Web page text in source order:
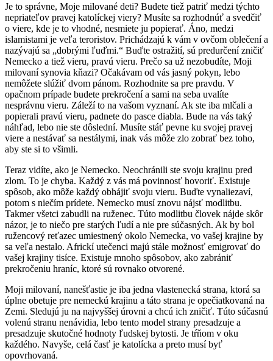
Je to správne, Moje milované deti? Budete tiež patriť medzi týchto
nepriateľov pravej katolíckej viery? Musíte sa rozhodnúť a svedčiť
o viere, kde je to vhodné, nesmiete ju popierať. Áno, medzi
islamistami je veľa teroristov. Prichádzajú k vám v ovčom oblečení a
nazývajú sa „dobrými ľuďmi.“ Buďte ostražití, sú predurčení zničiť
Nemecko a tiež vieru, pravú vieru. Prečo sa už nezobudíte, Moji
milovaní synovia kňazi? Očakávam od vás jasný pokyn, lebo
nemôžete slúžiť dvom pánom. Rozhodnite sa pre pravdu. V
opačnom prípade budete prekročení a sami na seba uvalíte
nesprávnu vieru. Záleží to na vašom vyznaní. Ak ste iba mlčali a
popierali pravú vieru, padnete do pasce diabla. Bude na vás taký
náhľad, lebo nie ste dôslední. Musíte stáť pevne ku svojej pravej
viere a nestávať sa nestálymi, inak vás môže zlo zobrať bez toho,
aby ste si to všimli.
Teraz vidíte, ako je Nemecko. Neochránili ste svoju krajinu pred
zlom. To je chyba. Každý z vás má povinnosť hovoriť. Existuje
spôsob, ako môže každý obhájiť svoju vieru. Buďte vynaliezaví,
potom s niečím prídete. Nemecko musí znovu nájsť modlitbu.
Takmer všetci zabudli na ruženec. Túto modlitbu človek nájde skôr
názor, je to niečo pre starých ľudí a nie pre súčasných. Ak by bol
ružencový reťazec umiestnený okolo Nemecka, vo vašej krajine by
sa veľa nestalo. Africkí utečenci majú stále možnosť emigrovať do
vašej krajiny tisíce. Existuje mnoho spôsobov, ako zabrániť
prekročeniu hraníc, ktoré sú rovnako otvorené.
Moji milovaní, nanešťastie je iba jedna vlastenecká strana, ktorá sa
úplne obetuje pre nemeckú krajinu a táto strana je opečiatkovaná na
Zemi. Sledujú ju na najvyššej úrovni a chcú ich zničiť. Túto súčasnú
volenú stranu nenávidia, lebo tento model strany presadzuje a
presadzuje skutočné hodnoty ľudskej bytosti. Je tŕňom v oku
každého. Navyše, celá časť je katolícka a preto musí byť
opovrhovaná.